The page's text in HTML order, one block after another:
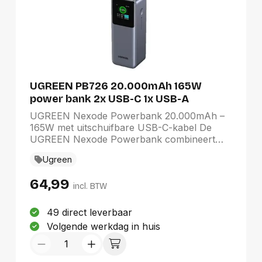
UGREEN PB726 20.000mAh 165W
power bank 2x USB-C 1x USB-A
retractable USB-C cable
UGREEN Nexode Powerbank 20.000mAh –
165W met uitschuifbare USB-C-kabel De
UGREEN Nexode Powerbank combineert
Dankzij het totale vermogen van maximaal
tablets en zelfs laptops op. Ideaal voor
reis. Krachtig opladen tot 165W Met een
maximaal totaalvermogen van 165W is deze
powerbank geschikt voor apparaten die veel
energie vragen. Laad je laptop, tablet en
Ugreen
64,99 incl. BTW
49 direct leverbaar
Volgende werkdag in huis